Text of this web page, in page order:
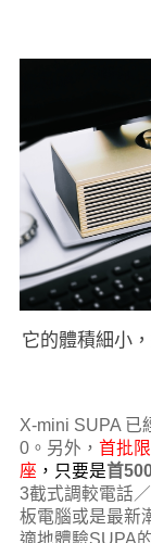
它的體積細小
X-mini SUPA 已
0。另外， 首批
座 ，只要是首
3截式調較電話
板電腦或是最新